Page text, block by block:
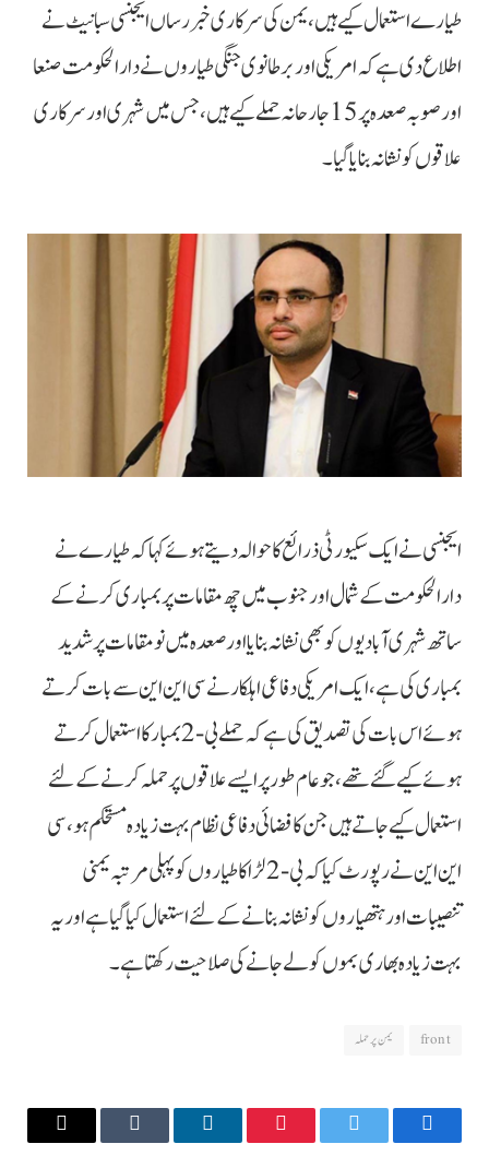
طیارے استعمال کیے ہیں، یمن کی سرکاری خبر رساں ایجنسی سبا نیٹ نے
اطلاع دی ہے کہ امریکی اور برطانوی جنگی طیاروں نے دارالحکومت صنعا
اور صوبہ صعدہ پر 15 جارحانہ حملے کیے ہیں، جس میں شہری اور سرکاری
علاقوں کو نشانہ بنایا گیا۔
ایجنسی نے ایک سکیورٹی ذرائع کا حوالہ دیتے ہوئے کہا کہ طیارے نے
دارالحکومت کے شمال اور جنوب میں چھ مقامات پر بمباری کرنے کے
ساتھ شہری آبادیوں کو بھی نشانہ بنایا اور صعدہ میں نو مقامات پر شدید
بمباری کی ہے، ایک امریکی دفاعی اہلکار نے سی این این سے بات کرتے
ہوئے اس بات کی تصدیق کی ہے کہ حملے بی-2 بمبار کا استعمال کرتے
ہوئے کیے گئے تھے، جو عام طور پر ایسے علاقوں پر حملہ کرنے کے لئے
استعمال کیے جاتے ہیں جن کا فضائی دفاعی نظام بہت زیادہ مستحکم ہو، سی
این این نے رپورٹ کیا کہ بی-2 لڑاکا طیاروں کو پہلی مرتبہ یمنی
تنصیبات اور ہتھیاروں کو نشانہ بنانے کے لئے استعمال کیا گیا ہے اور یہ
بہت زیادہ بھاری بموں کو لے جانے کی صلاحیت رکھتا ہے۔
front یمن پر حملہ
Facebook
Twitter
Pinterest
LinkedIn
Tumblr
Email